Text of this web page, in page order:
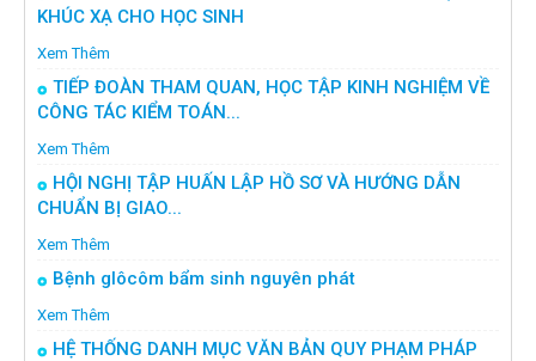
KHÚC XẠ CHO HỌC SINH
Xem Thêm
TIẾP ĐOÀN THAM QUAN, HỌC TẬP KINH NGHIỆM VỀ
CÔNG TÁC KIỂM TOÁN...
Xem Thêm
HỘI NGHỊ TẬP HUẤN LẬP HỒ SƠ VÀ HƯỚNG DẪN
CHUẨN BỊ GIAO...
Xem Thêm
Bệnh glôcôm bẩm sinh nguyên phát
Xem Thêm
HỆ THỐNG DANH MỤC VĂN BẢN QUY PHẠM PHÁP